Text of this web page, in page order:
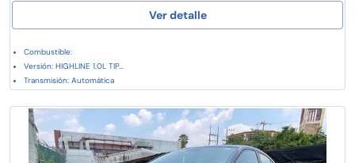
Ver detalle
Combustible:
Versión: HIGHLINE 1.0L TIP...
Transmisión: Automática